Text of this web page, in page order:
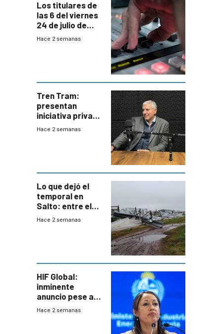
Los titulares de
las 6 del viernes
24 de julio de
2026
Hace 2 semanas
Tren Tram:
presentan
iniciativa privada
para una red de
Hace 2 semanas
Lo que dejó el
temporal en
Salto: entre el
impacto
Hace 2 semanas
HIF Global:
inminente
anuncio pese a
declaración de
Hace 2 semanas